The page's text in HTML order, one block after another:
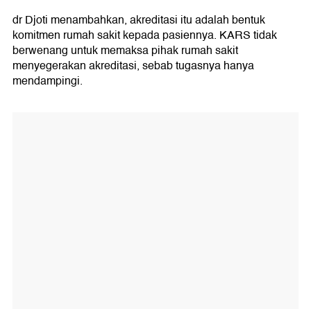
dr Djoti menambahkan, akreditasi itu adalah bentuk
komitmen rumah sakit kepada pasiennya. KARS tidak
berwenang untuk memaksa pihak rumah sakit
menyegerakan akreditasi, sebab tugasnya hanya
mendampingi.